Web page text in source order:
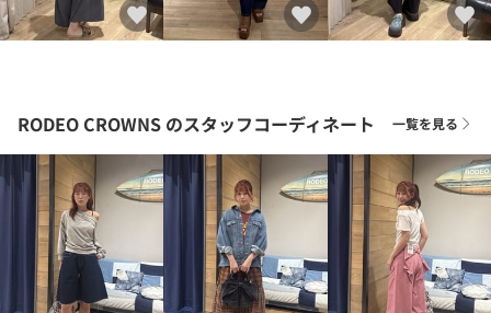
RODEO CROWNS のスタッフコーディネート 一覧を見る